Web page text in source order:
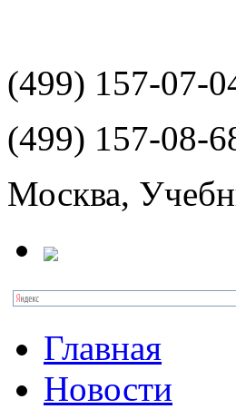
(499) 157-07-
(499) 157-08-
Москва,
Главная
Новости